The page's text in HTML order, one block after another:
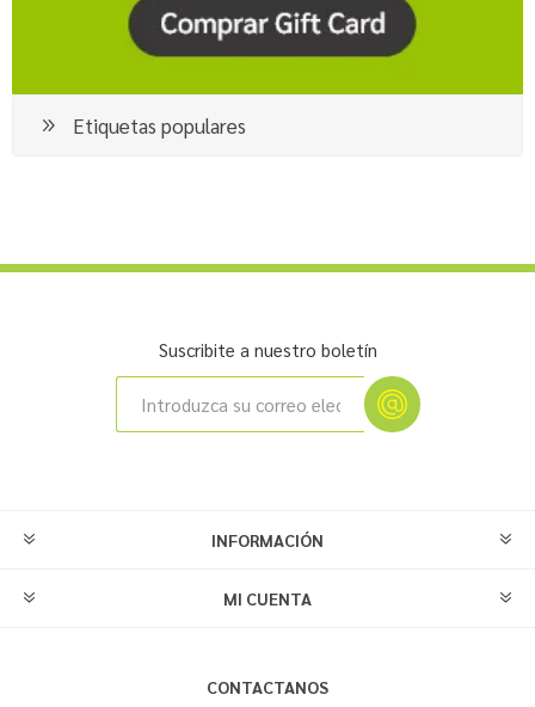
Etiquetas populares
Suscribite a nuestro boletín
INFORMACIÓN
MI CUENTA
CONTACTANOS